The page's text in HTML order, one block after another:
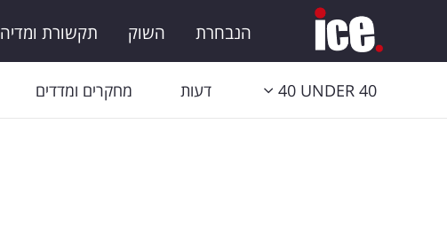
הנבחרת השוק תקשורת ומדיה
40 UNDER 40 דעות מחקרים ומדדים